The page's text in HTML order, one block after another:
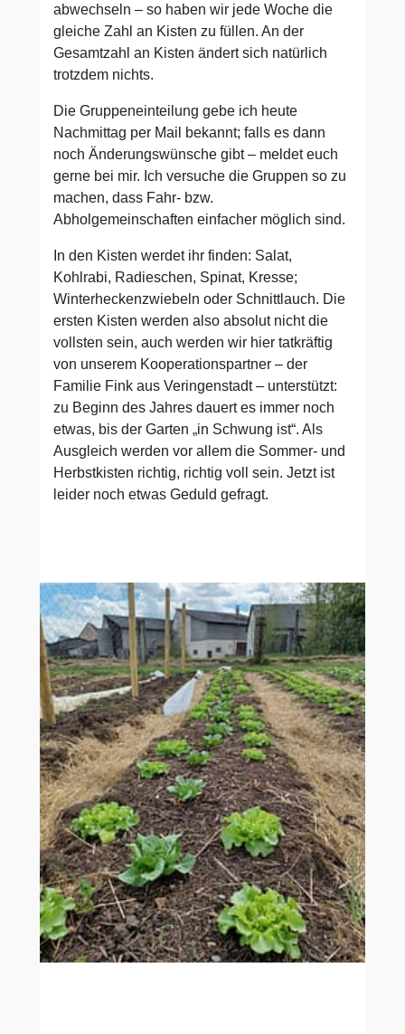
abwechseln – so haben wir jede Woche die
gleiche Zahl an Kisten zu füllen. An der
Gesamtzahl an Kisten ändert sich natürlich
trotzdem nichts.
Die Gruppeneinteilung gebe ich heute
Nachmittag per Mail bekannt; falls es dann
noch Änderungswünsche gibt – meldet euch
gerne bei mir. Ich versuche die Gruppen so zu
machen, dass Fahr- bzw.
Abholgemeinschaften einfacher möglich sind.
In den Kisten werdet ihr finden: Salat,
Kohlrabi, Radieschen, Spinat, Kresse;
Winterheckenzwiebeln oder Schnittlauch. Die
ersten Kisten werden also absolut nicht die
vollsten sein, auch werden wir hier tatkräftig
von unserem Kooperationspartner – der
Familie Fink aus Veringenstadt – unterstützt:
zu Beginn des Jahres dauert es immer noch
etwas, bis der Garten „in Schwung ist“. Als
Ausgleich werden vor allem die Sommer- und
Herbstkisten richtig, richtig voll sein. Jetzt ist
leider noch etwas Geduld gefragt.